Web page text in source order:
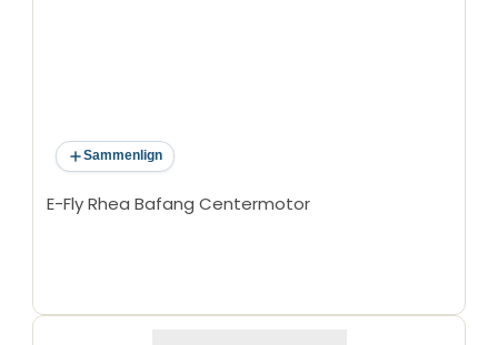
Sammenlign
E-Fly Rhea Bafang Centermotor